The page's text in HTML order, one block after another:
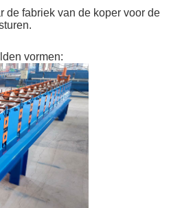
de fabriek van de koper voor de
vormen: